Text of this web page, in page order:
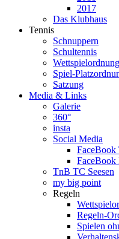
2017
Das Klubhaus
Tennis
Schnuppern
Schultennis
Wettspielordnung
Spiel-
Satzung
Media & Links
Galerie
360°
insta
Social Media
FaceBook
FaceBook
TnB TC Seesen
my big point
Regeln
Regeln-
Spielen